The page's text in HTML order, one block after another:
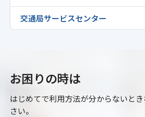
交通局サービスセンター
お困りの時は
はじめてで利用方法が分からないと
さい。